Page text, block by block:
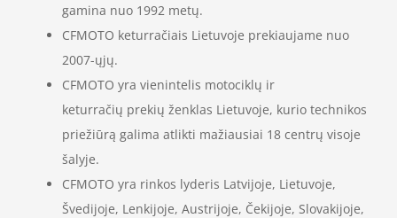
gamina nuo 1992 metų.
CFMOTO keturračiais Lietuvoje prekiaujame nuo
2007-ųjų.
CFMOTO yra vienintelis motociklų ir
keturračių prekių ženklas Lietuvoje, kurio technikos
priežiūrą galima atlikti mažiausiai 18 centrų visoje
šalyje.
CFMOTO yra rinkos lyderis Latvijoje, Lietuvoje,
Švedijoje, Lenkijoje, Austrijoje, Čekijoje, Slovakijoje,